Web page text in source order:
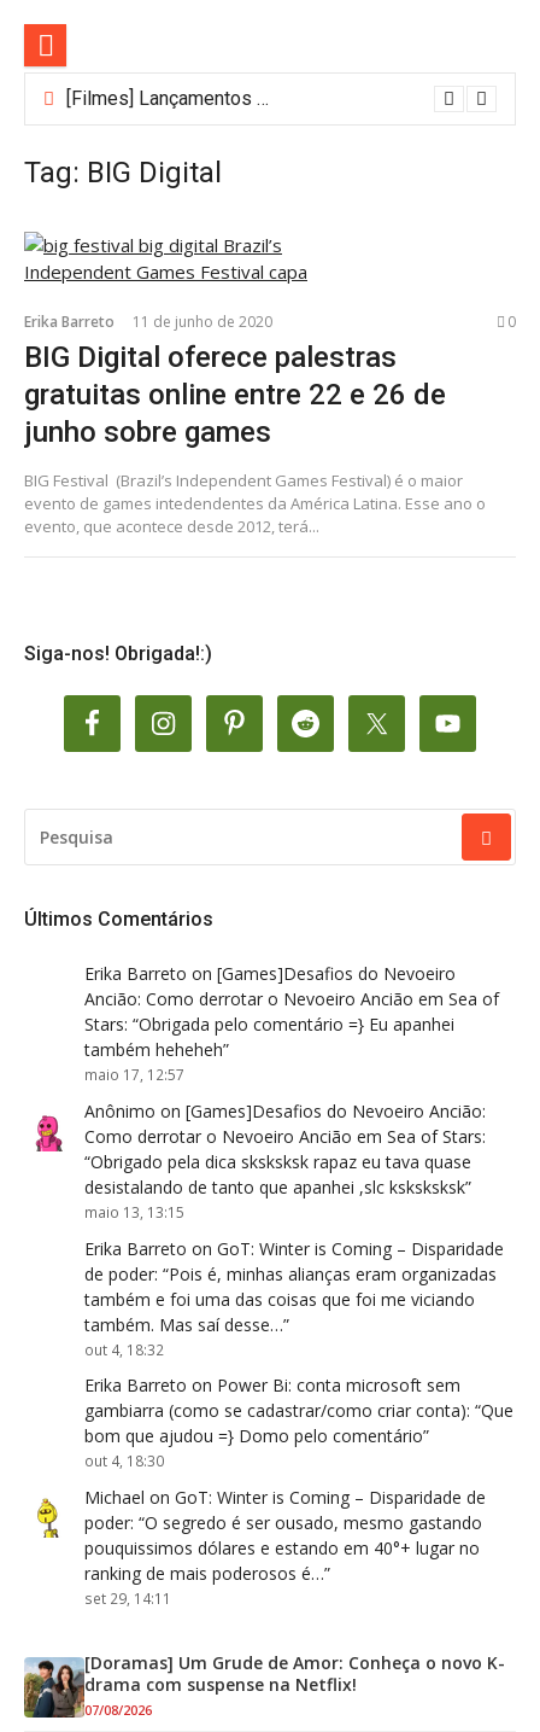
conteúdo
[Filmes] Lançamentos de agosto no Adrenalina Pura+ trazem ação e suspense
Tag: BIG Digital
Erika Barreto 11 de junho de 2020 0
BIG Digital oferece palestras
gratuitas online entre 22 e 26 de
junho sobre games
BIG Festival (Brazil’s Independent Games Festival) é o maior
evento de games intedendentes da América Latina. Esse ano o
evento, que acontece desde 2012, terá...
Siga-nos! Obrigada!:)
POR:
Últimos Comentários
Erika Barreto on [Games]Desafios do Nevoeiro
Ancião: Como derrotar o Nevoeiro Ancião em Sea of
Stars: “Obrigada pelo comentário =} Eu apanhei
também heheheh”
maio 17, 12:57
Anônimo on [Games]Desafios do Nevoeiro Ancião:
Como derrotar o Nevoeiro Ancião em Sea of Stars:
“Obrigado pela dica sksksksk rapaz eu tava quase
desistalando de tanto que apanhei ,slc ksksksksk”
maio 13, 13:15
Erika Barreto on GoT: Winter is Coming – Disparidade
de poder: “Pois é, minhas alianças eram organizadas
também e foi uma das coisas que foi me viciando
também. Mas saí desse…”
out 4, 18:32
Erika Barreto on Power Bi: conta microsoft sem
gambiarra (como se cadastrar/como criar conta): “Que
bom que ajudou =} Domo pelo comentário”
out 4, 18:30
Michael on GoT: Winter is Coming – Disparidade de
poder: “O segredo é ser ousado, mesmo gastando
pouquissimos dólares e estando em 40°+ lugar no
ranking de mais poderosos é…”
set 29, 14:11
[Doramas] Um Grude de Amor: Conheça o novo K-
drama com suspense na Netflix!
07/08/2026